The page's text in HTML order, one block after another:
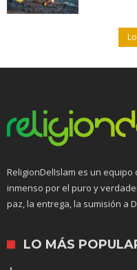
ReligionDelIslam es un
inmenso por el puro y
paz, la entrega, la sumisión a
LO MÁS